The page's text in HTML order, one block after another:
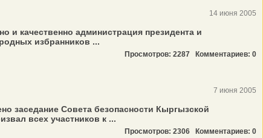
14 июня 2005
и качественно администрация президента и
избранников ...
Просмотров: 2287 Комментариев: 0
7 июня 2005
заседание Совета безопасности Кыргызской
всех участников к ...
Просмотров: 2306 Комментариев: 0